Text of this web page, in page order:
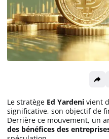
Prédictions
Cryptomonnaies
Ethereum (ETH)
Solana (SOL)
Le stratège Ed Yardeni vient
significative, son objectif de
Derrière ce mouvement, un
des bénéfices des